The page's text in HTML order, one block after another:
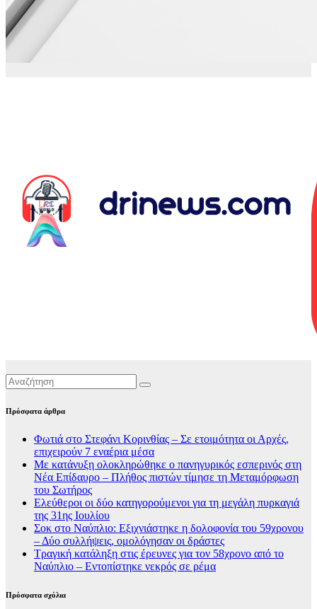
Πρόσφατα άρθρα
Φωτιά στο Στεφάνι Κορινθίας – Σε ετοιμότητα οι Αρχές,
επιχειρούν 7 εναέρια μέσα
Με κατάνυξη ολοκληρώθηκε ο πανηγυρικός εσπερινός στη
Νέα Επίδαυρο – Πλήθος πιστών τίμησε τη Μεταμόρφωση
του Σωτήρος
Ελεύθεροι οι δύο κατηγορούμενοι για τη μεγάλη πυρκαγιά
της 31ης Ιουλίου
Σοκ στο Ναύπλιο: Εξιχνιάστηκε η δολοφονία του 59χρονου
– Δύο συλλήψεις, ομολόγησαν οι δράστες
Τραγική κατάληξη στις έρευνες για τον 58χρονο από το
Ναύπλιο – Εντοπίστηκε νεκρός σε ρέμα
Πρόσφατα σχόλια